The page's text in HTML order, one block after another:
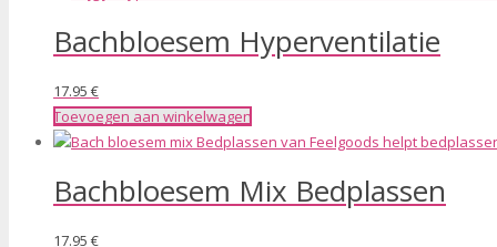
Bachbloesem Hyperventilatie
17.95 €
Toevoegen aan winkelwagen
Bachbloesem Mix Bedplassen
17.95 €